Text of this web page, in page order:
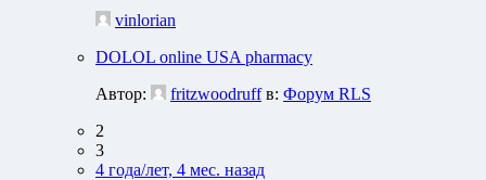
vinlorian
DOLOL online USA pharmacy
Автор:
fritzwoodruff в: Форум RLS
2
3
4 года/лет, 4 мес. назад